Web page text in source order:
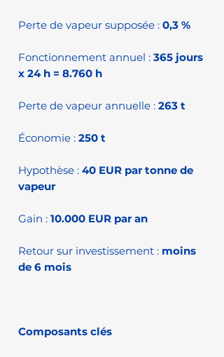
Perte de vapeur supposée : 0,3 %
Fonctionnement annuel : 365 jours
x 24 h = 8.760 h
Perte de vapeur annuelle : 263 t
Économie : 250 t
Hypothèse : 40 EUR par tonne de
vapeur
Gain : 10.000 EUR par an
Retour sur investissement : moins
de 6 mois
Composants clés